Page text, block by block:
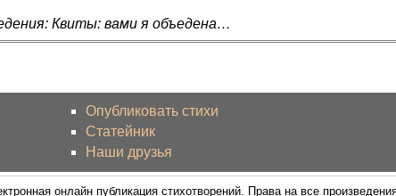
Квиты: вами я объедена…
Опубликовать стихи
Статейник
Наши друзья
онлайн публикация стихотворений. Права на все